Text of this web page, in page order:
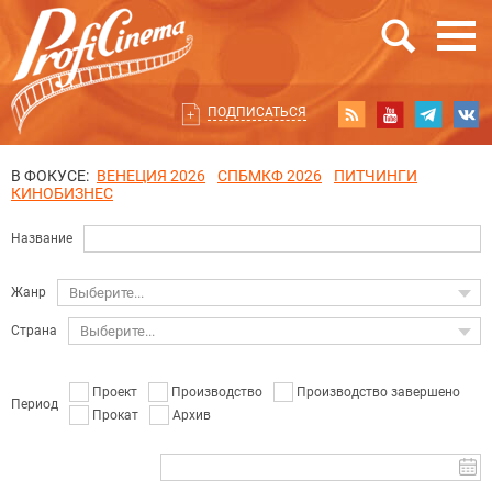
ПОДПИСАТЬСЯ
В ФОКУСЕ: ВЕНЕЦИЯ 2026 СПБМКФ 2026
ПИТЧИНГИ
КИНОБИЗНЕС
Название
Жанр Выберите...
Страна Выберите...
Период
Проект Производство
Производство завершено
Прокат
Архив